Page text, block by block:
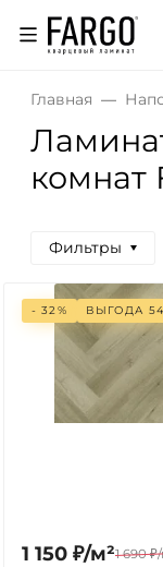
Главная
комнат
Фильтры
- 32% ВЫГОДА
1 150 ₽/м²1 690 ₽/